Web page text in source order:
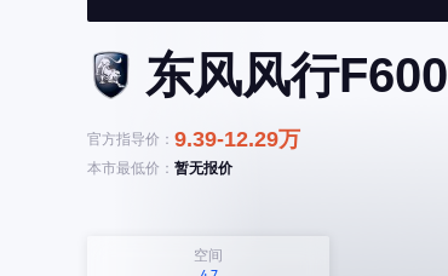
东风风行F600
官方指导价： 9.39-12.29万
本市最低价： 暂无报价